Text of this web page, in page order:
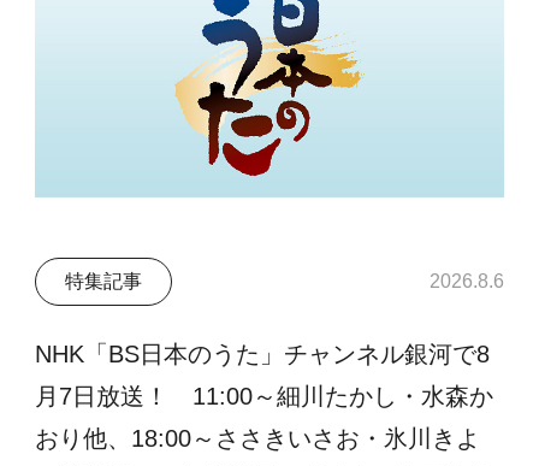
特集記事 2026.8.6
NHK「BS日本のうた」チャンネル銀河で8
月7日放送！ 11:00～細川たかし・水森か
おり他、18:00～ささきいさお・氷川きよ